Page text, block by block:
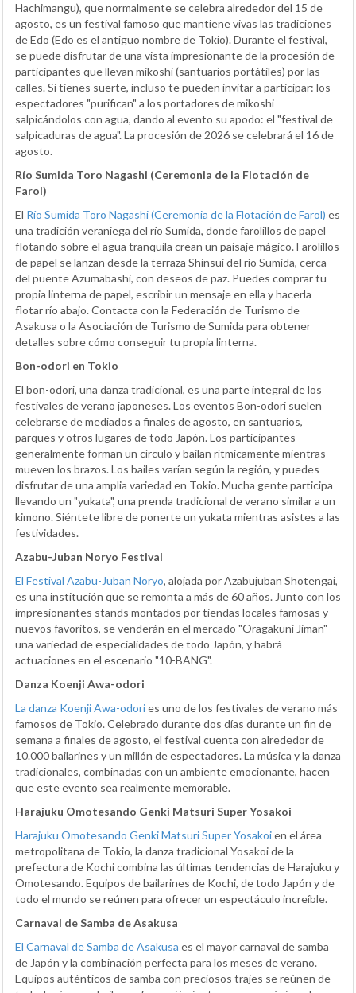
Hachimangu), que normalmente se celebra alrededor del 15 de
agosto, es un festival famoso que mantiene vivas las tradiciones
de Edo (Edo es el antiguo nombre de Tokio). Durante el festival,
se puede disfrutar de una vista impresionante de la procesión de
participantes que llevan mikoshi (santuarios portátiles) por las
calles. Si tienes suerte, incluso te pueden invitar a participar: los
espectadores "purifican" a los portadores de mikoshi
salpicándolos con agua, dando al evento su apodo: el "festival de
salpicaduras de agua". La procesión de 2026 se celebrará el 16 de
agosto.
Río Sumida Toro Nagashi (Ceremonia de la Flotación de
Farol)
El Río Sumida Toro Nagashi (Ceremonia de la Flotación de Farol) es
una tradición veraniega del río Sumida, donde farolillos de papel
flotando sobre el agua tranquila crean un paisaje mágico. Farolillos
de papel se lanzan desde la terraza Shinsui del río Sumida, cerca
del puente Azumabashi, con deseos de paz. Puedes comprar tu
propia linterna de papel, escribir un mensaje en ella y hacerla
flotar río abajo. Contacta con la Federación de Turismo de
Asakusa o la Asociación de Turismo de Sumida para obtener
detalles sobre cómo conseguir tu propia linterna.
Bon-odori en Tokio
El bon-odori, una danza tradicional, es una parte integral de los
festivales de verano japoneses. Los eventos Bon-odori suelen
celebrarse de mediados a finales de agosto, en santuarios,
parques y otros lugares de todo Japón. Los participantes
generalmente forman un círculo y bailan rítmicamente mientras
mueven los brazos. Los bailes varían según la región, y puedes
disfrutar de una amplia variedad en Tokio. Mucha gente participa
llevando un "yukata", una prenda tradicional de verano similar a un
kimono. Siéntete libre de ponerte un yukata mientras asistes a las
festividades.
Azabu-Juban Noryo Festival
El Festival Azabu-Juban Noryo, alojada por Azabujuban Shotengai,
es una institución que se remonta a más de 60 años. Junto con los
impresionantes stands montados por tiendas locales famosas y
nuevos favoritos, se venderán en el mercado "Oragakuni Jiman"
una variedad de especialidades de todo Japón, y habrá
actuaciones en el escenario "10-BANG".
Danza Koenji Awa-odori
La danza Koenji Awa-odories uno de los festivales de verano más
famosos de Tokio. Celebrado durante dos días durante un fin de
semana a finales de agosto, el festival cuenta con alrededor de
10.000 bailarines y un millón de espectadores. La música y la danza
tradicionales, combinadas con un ambiente emocionante, hacen
que este evento sea realmente memorable.
Harajuku Omotesando Genki Matsuri Super Yosakoi
Harajuku Omotesando Genki Matsuri Super Yosakoien el área
metropolitana de Tokio, la danza tradicional Yosakoi de la
prefectura de Kochi combina las últimas tendencias de Harajuku y
Omotesando. Equipos de bailarines de Kochi, de todo Japón y de
todo el mundo se reúnen para ofrecer un espectáculo increíble.
Carnaval de Samba de Asakusa
El Carnaval de Samba de Asakusa es el mayor carnaval de samba
de Japón y la combinación perfecta para los meses de verano.
Equipos auténticos de samba con preciosos trajes se reúnen de